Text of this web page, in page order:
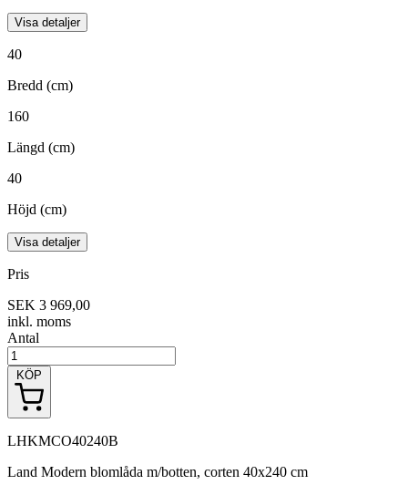
Visa detaljer
40
Bredd (cm)
160
Längd (cm)
40
Höjd (cm)
Visa detaljer
Pris
SEK 3 969,00
inkl. moms
Antal
KÖP
LHKMCO40240B
Land Modern blomlåda m/botten, corten 40x240 cm